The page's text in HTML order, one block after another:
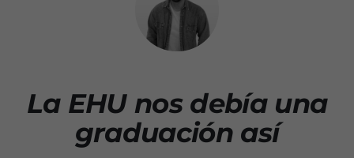
La EHU nos debía una
graduación así